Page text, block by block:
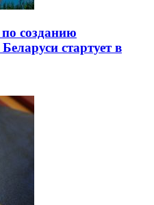
созданию
стартует в